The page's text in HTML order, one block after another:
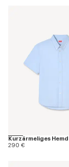
290 €